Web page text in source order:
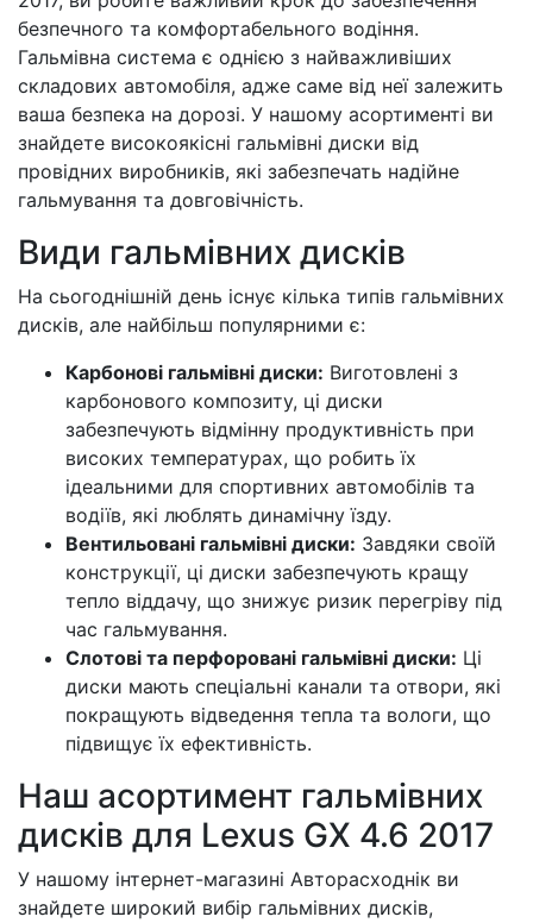
безпечного та комфортабельного водіння.
Гальмівна система є однією з найважливіших
складових автомобіля, адже саме від неї залежить
ваша безпека на дорозі. У нашому асортименті ви
знайдете високоякісні гальмівні диски від
провідних виробників, які забезпечать надійне
гальмування та довговічність.
Види гальмівних дисків
На сьогоднішній день існує кілька типів гальмівних
дисків, але найбільш популярними є:
Карбонові гальмівні диски: Виготовлені з
карбонового композиту, ці диски
забезпечують відмінну продуктивність при
високих температурах, що робить їх
ідеальними для спортивних автомобілів та
водіїв, які люблять динамічну їзду.
Вентильовані гальмівні диски: Завдяки своїй
конструкції, ці диски забезпечують кращу
тепло віддачу, що знижує ризик перегріву під
час гальмування.
Слотові та перфоровані гальмівні диски: Ці
диски мають спеціальні канали та отвори, які
покращують відведення тепла та вологи, що
підвищує їх ефективність.
Наш асортимент гальмівних
дисків для Lexus GX 4.6 2017
У нашому інтернет-магазині Авторасходнік ви
знайдете широкий вибір гальмівних дисків,